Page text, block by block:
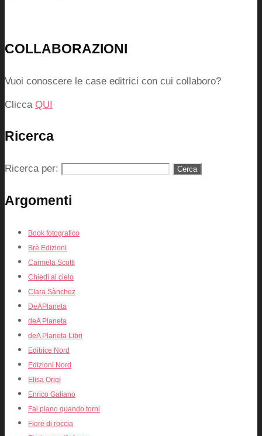
COLLABORAZIONI
Vuoi conoscere le case editrici con cui collaboro?
Clicca QUI
Ricerca
Ricerca per:
Argomenti
Book fotografico
Brè Edizioni
Carmela Scotti
Chiedi al cielo
Clara Sànchez
DeAPlaneta
deA Planeta
deA Planeta Libri
Editrice Nord
Edizioni Nord
Elisa Origi
Enrico Galiano
Fai piano quando torni
Fiore di roccia